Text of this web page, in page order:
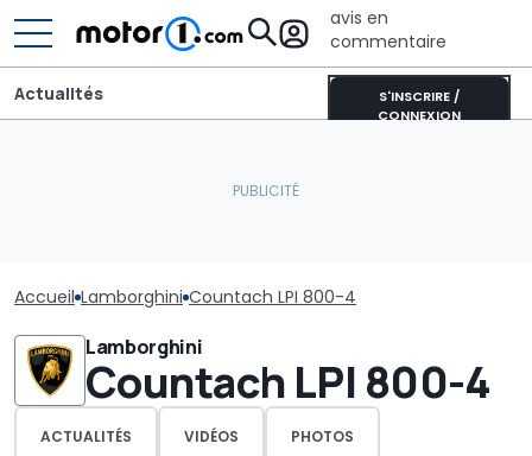
avis en
commentaire
S'INSCRIRE /
CONNEXION
Actualités
Accueil Lamborghini Countach LPI 800-4
Lamborghini
Countach LPI 800-4
ACTUALITÉS VIDÉOS PHOTOS